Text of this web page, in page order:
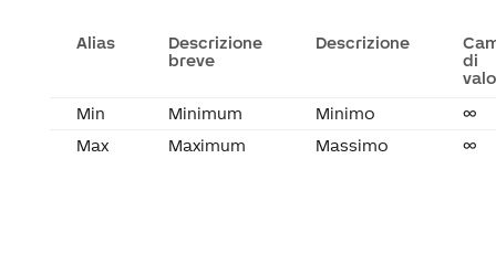
Alias
Descrizione
breve
Descrizione
di
Min
Minimum Minimo
∞
Max
Maximum Massimo ∞